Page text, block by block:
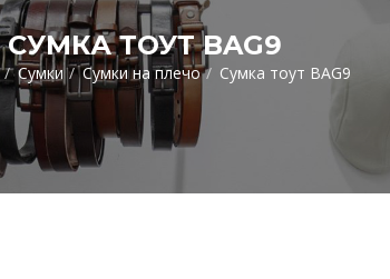
СУМКА ТОУТ BAG9
Сумки Сумки на плечо Сумка тоут BAG9